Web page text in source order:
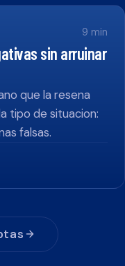
9 min
sin arruinar
que la resena
tipo de situacion:
falsas.